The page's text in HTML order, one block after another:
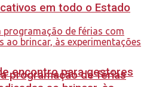
encontro para gestores
em todo o Estado
programação de férias